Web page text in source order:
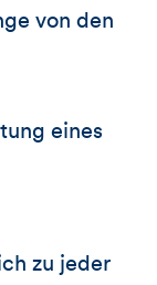
von den
eines
zu jeder